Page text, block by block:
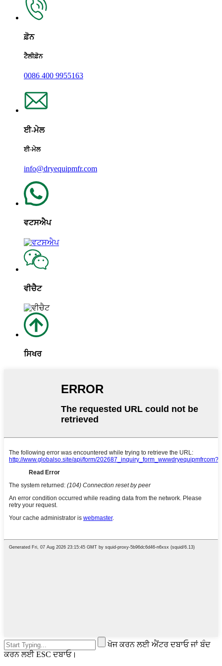
ਫ਼ੋਨ
ਟੈਲੀਫ਼ੋਨ
0086 400 9955163
ਈ-ਮੇਲ
ਈ-ਮੇਲ
info@dryequipmfr.com
ਵਟਸਐਪ
ਵੀਚੈਟ
ਸਿਖਰ
ਖੋਜ ਕਰਨ ਲਈ ਐਂਟਰ ਦਬਾਓ ਜਾਂ ਬੰਦ
ਕਰਨ ਲਈ ESC ਦਬਾਓ।